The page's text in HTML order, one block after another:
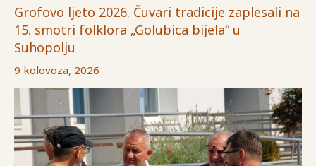
Grofovo ljeto 2026. Čuvari tradicije zaplesali na
15. smotri folklora „Golubica bijela“ u
Suhopolju
9 kolovoza, 2026